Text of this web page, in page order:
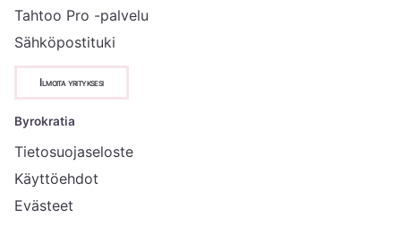
Tahtoo Pro -palvelu
Sähköpostituki
Ilmoita yrityksesi
Byrokratia
Tietosuojaseloste
Käyttöehdot
Evästeet